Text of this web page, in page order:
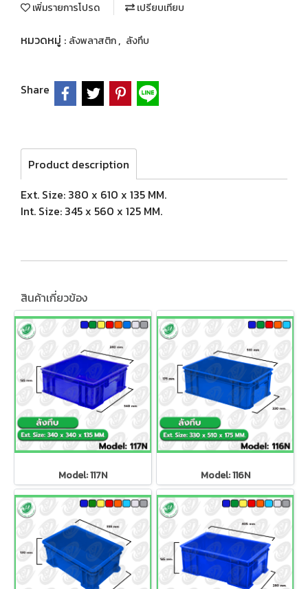
เพิ่มรายการโปรด เปรียบเทียบ
หมวดหมู่ : ลังพลาสติก, ลังทึบ
Share
Product description
Ext. Size: 380 x 610 x 135 MM.
Int. Size: 345 x 560 x 125 MM.
สินค้าเกี่ยวข้อง
Model: 117N Model: 116N